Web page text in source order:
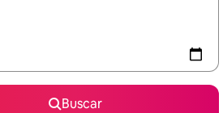
Buscar